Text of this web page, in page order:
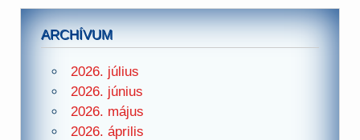
ARCHÍVUM
2026. július
2026. június
2026. május
2026. április